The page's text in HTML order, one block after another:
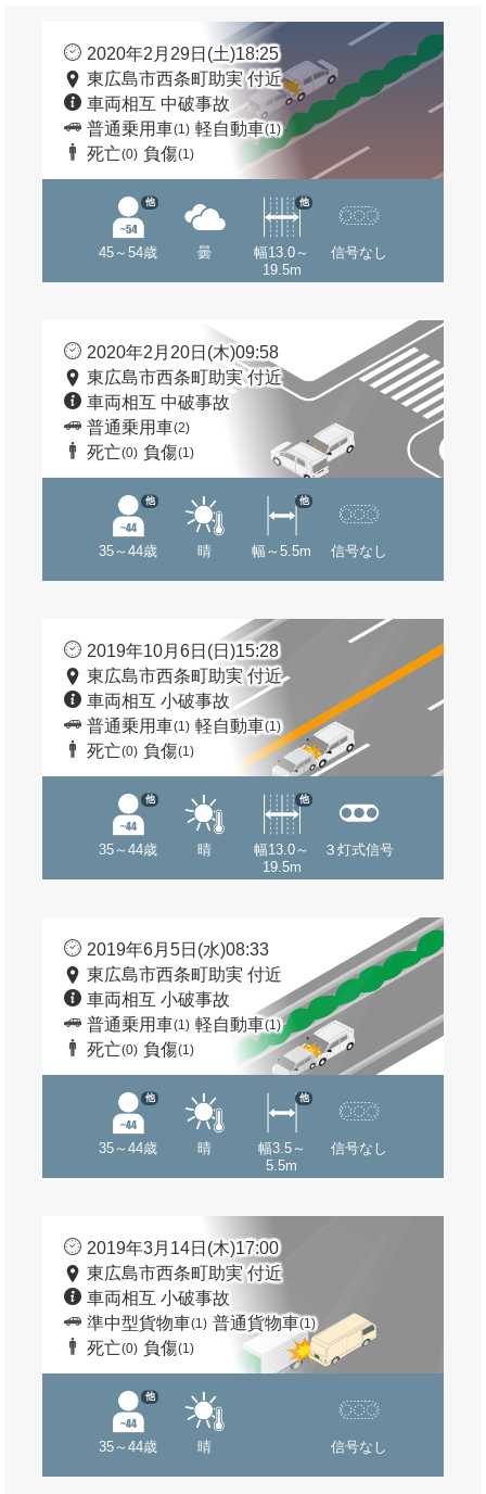
2020年2月29日(土)18:25
東広島市西条町助実 付近
車両相互 中破事故
普通乗用車(1) 軽自動車(1)
死亡(0) 負傷(1)
45～54歳
他
曇
幅13.0～
19.5m
他
信号なし
2020年2月20日(木)09:58
東広島市西条町助実 付近
車両相互 中破事故
普通乗用車(2)
死亡(0) 負傷(1)
35～44歳
他
晴 幅～5.5m
他
信号なし
2019年10月6日(日)15:28
東広島市西条町助実 付近
車両相互 小破事故
普通乗用車(1) 軽自動車(1)
死亡(0) 負傷(1)
35～44歳
他
晴
幅13.0～
19.5m
他
３灯式信号
2019年6月5日(水)08:33
東広島市西条町助実 付近
車両相互 小破事故
普通乗用車(1) 軽自動車(1)
死亡(0) 負傷(1)
35～44歳
他
晴
幅3.5～
5.5m
他
信号なし
2019年3月14日(木)17:00
東広島市西条町助実 付近
車両相互 小破事故
準中型貨物車(1) 普通貨物車(1)
死亡(0) 負傷(1)
35～44歳
他
晴 信号なし